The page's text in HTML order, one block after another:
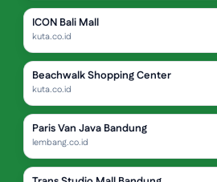
ICON Bali Mall
kuta.co.id
Beachwalk Shopping Center
kuta.co.id
Paris Van Java Bandung
lembang.co.id